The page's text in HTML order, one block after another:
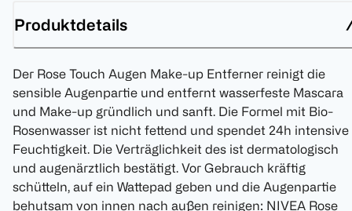
Produktdetails
Der Rose Touch Augen Make-up Entferner reinigt die
sensible Augenpartie und entfernt wasserfeste Mascara
und Make-up gründlich und sanft. Die Formel mit Bio-
Rosenwasser ist nicht fettend und spendet 24h intensive
Feuchtigkeit. Die Verträglichkeit des ist dermatologisch
und augenärztlich bestätigt. Vor Gebrauch kräftig
schütteln, auf ein Wattepad geben und die Augenpartie
behutsam von innen nach außen reinigen: NIVEA Rose